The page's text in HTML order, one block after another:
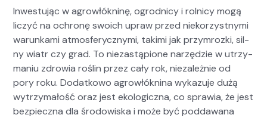
Inwes­t­u­jąc w agrowłókn­inę, ogrod­ni­cy i rol­ni­cy mogą
liczyć na ochronę swoich upraw przed nieko­rzyst­ny­mi
warunk­a­mi atmos­fer­yczny­mi, taki­mi jak przym­roz­ki, sil­
ny wia­tr czy grad. To nieza­stą­pi­one narzędzie w utrzy­
ma­niu zdrowia roślin przez cały rok, nieza­leżnie od
pory roku. Dodatkowo agrowłókn­i­na wykazu­je dużą
wytrzy­małość oraz jest eko­log­icz­na, co spraw­ia, że jest
bez­piecz­na dla środowiska i może być pod­dawana